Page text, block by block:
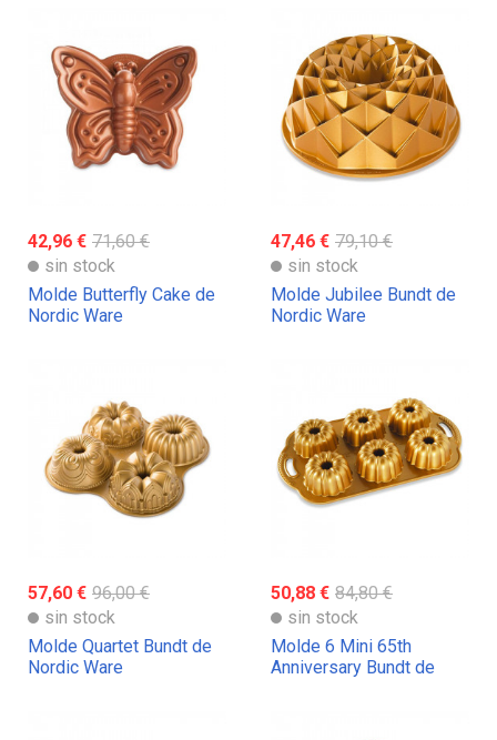
42,96 € 71,60 €
sin stock
Molde Butterfly Cake de
Nordic Ware
47,46 € 79,10 €
sin stock
Molde Jubilee Bundt de
Nordic Ware
57,60 € 96,00 €
sin stock
Molde Quartet Bundt de
Nordic Ware
50,88 € 84,80 €
sin stock
Molde 6 Mini 65th
Anniversary Bundt de